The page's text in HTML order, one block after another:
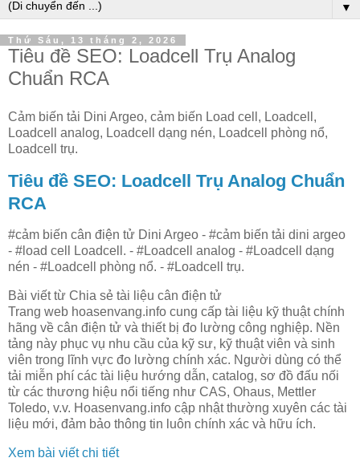
▼
Thứ Sáu, 13 tháng 2, 2026
Tiêu đề SEO: Loadcell Trụ Analog
Chuẩn RCA
Cảm biến tải Dini Argeo, cảm biến Load cell, Loadcell,
Loadcell analog, Loadcell dạng nén, Loadcell phòng nổ,
Loadcell trụ.
Tiêu đề SEO: Loadcell Trụ Analog Chuẩn
RCA
#cảm biến cân điện tử Dini Argeo - #cảm biến tải dini argeo
- #load cell Loadcell. - #Loadcell analog - #Loadcell dạng
nén - #Loadcell phòng nổ. - #Loadcell trụ.
Bài viết từ Chia sẻ tài liệu cân điện tử
Trang web hoasenvang.info cung cấp tài liệu kỹ thuật chính
hãng về cân điện tử và thiết bị đo lường công nghiệp. Nền
tảng này phục vụ nhu cầu của kỹ sư, kỹ thuật viên và sinh
viên trong lĩnh vực đo lường chính xác. Người dùng có thể
tải miễn phí các tài liệu hướng dẫn, catalog, sơ đồ đấu nối
từ các thương hiệu nổi tiếng như CAS, Ohaus, Mettler
Toledo, v.v. Hoasenvang.info cập nhật thường xuyên các tài
liệu mới, đảm bảo thông tin luôn chính xác và hữu ích.
Xem bài viết chi tiết